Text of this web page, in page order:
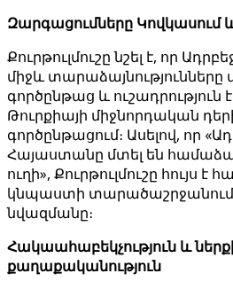
Զարգացումները Կովկասում
Քուրթուլմուշը նշել է, որ
միջև տարաձայնությունները
գործընթաց և ուշադրություն
Թուրքիայի միջնորդական
գործընթացում։ Ասելով, որ
Հայաստանը մտել են
ուղի», Քուրթուլմուշը հույս է
կնպաստի տարածաշրջանում
նվազմանը։
Հակաահաբեկչություն և
քաղաքականություն